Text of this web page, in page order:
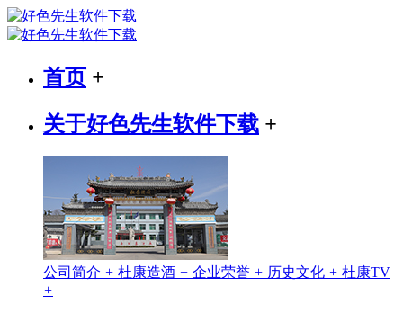
首页 +
关于好色先生软件下载 +
公司简介 + 杜康造酒 + 企业荣誉 + 历史文化 + 杜康TV
+